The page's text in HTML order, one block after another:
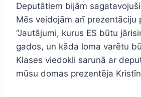
Deputātiem bijām
Mēs veidojām arī prezentāciju
“Jautājumi, kurus ES būtu
gados, un kāda loma varētu
Klases viedokli sarunā ar
mūsu domas prezentēja